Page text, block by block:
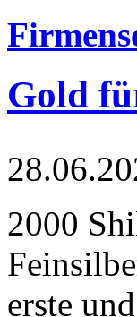
Gold
2000
erste